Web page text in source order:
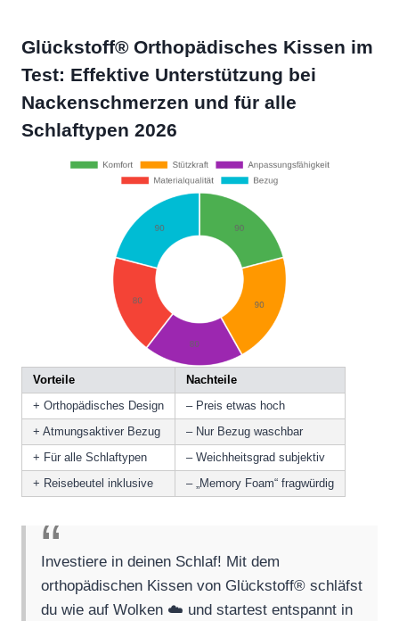
Glückstoff® Orthopädisches Kissen im
Test: Effektive Unterstützung bei
Nackenschmerzen und für alle
Schlaftypen 2026
Vorteile
Nachteile
+ Orthopädisches Design
– Preis etwas hoch
+ Atmungsaktiver Bezug
– Nur Bezug waschbar
+ Für alle Schlaftypen
– Weichheitsgrad subjektiv
+ Reisebeutel inklusive
– „Memory Foam“ fragwürdig
Investiere in deinen Schlaf! Mit dem
orthopädischen Kissen von Glückstoff® schläfst
du wie auf Wolken ☁️ und startest entspannt in